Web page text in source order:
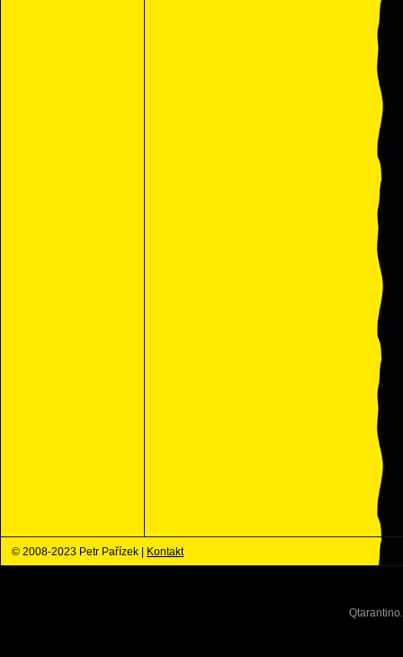
© 2008-2023 Petr Pařízek | Kontakt